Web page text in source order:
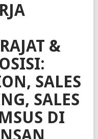
&
SALES
SALES
DI